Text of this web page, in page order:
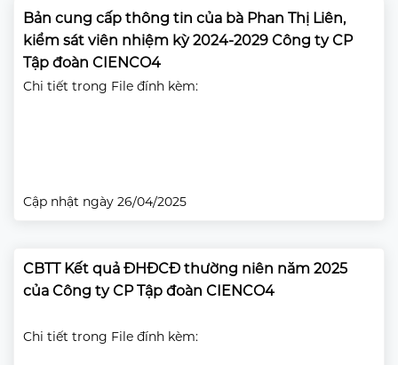
Bản cung cấp thông tin của bà Phan Thị Liên,
kiểm sát viên nhiệm kỳ 2024-2029 Công ty CP
Tập đoàn CIENCO4
Chi tiết trong File đính kèm:
Cập nhật ngày 26/04/2025
CBTT Kết quả ĐHĐCĐ thường niên năm 2025
của Công ty CP Tập đoàn CIENCO4
Chi tiết trong File đính kèm: